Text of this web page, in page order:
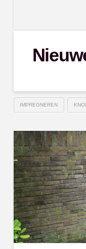
IMPREGNEREN